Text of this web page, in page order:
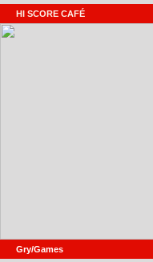
HI SCORE CAFÉ
Gry/Games